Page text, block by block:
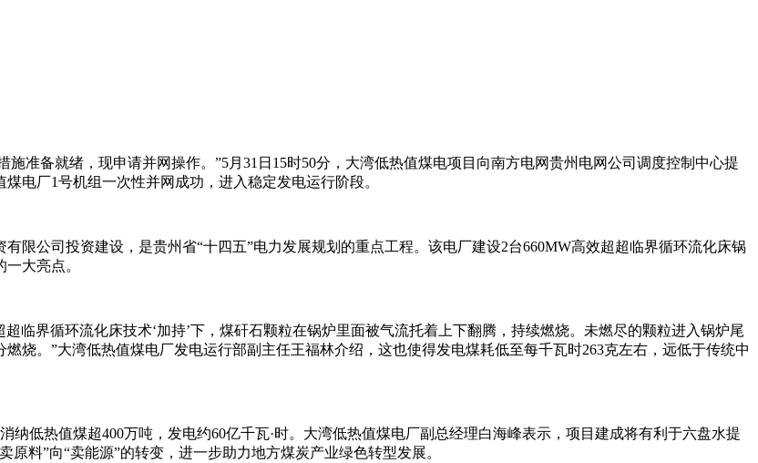
准备就绪，现申请并网操作。”5月31日15时50分，大湾低热值煤电项目向南方电网贵州电网公司调度控制中心提
电厂1号机组一次性并网成功，进入稳定发电运行阶段。
限公司投资建设，是贵州省“十四五”电力发展规划的重点工程。该电厂建设2台660MW高效超超临界循环流化床锅
大亮点。
临界循环流化床技术‘加持’下，煤矸石颗粒在锅炉里面被气流托着上下翻腾，持续燃烧。未燃尽的颗粒进入锅炉尾
烧。”大湾低热值煤电厂发电运行部副主任王福林介绍，这也使得发电煤耗低至每千瓦时263克左右，远低于传统中
低热值煤超400万吨，发电约60亿千瓦·时。大湾低热值煤电厂副总经理白海峰表示，项目建成将有利于六盘水提
料”向“卖能源”的转变，进一步助力地方煤炭产业绿色转型发展。